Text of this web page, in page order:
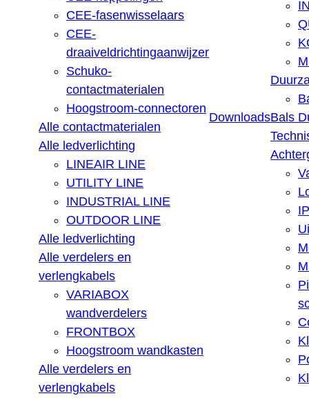
CEE-fasenwisselaars
CEE-
draaiveldrichtingaanwijzer
Schuko-
contactmaterialen
Hoogstroom-connectoren
Alle contactmaterialen
Alle ledverlichting
LINEAIR LINE
UTILITY LINE
INDUSTRIAL LINE
OUTDOOR LINE
Alle ledverlichting
Alle verdelers en
verlengkabels
VARIABOX
wandverdelers
FRONTBOX
Hoogstroom wandkasten
Alle verdelers en
verlengkabels
DownloadsBals